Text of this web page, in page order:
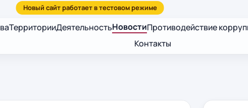
ТерриторииДеятельностьНовостиПротиводействие
Контакты